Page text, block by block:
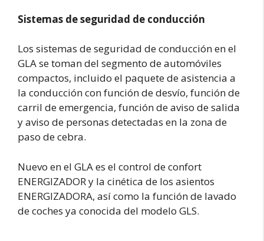
Sistemas de seguridad de conducción
Los sistemas de seguridad de conducción en el
GLA se toman del segmento de automóviles
compactos, incluido el paquete de asistencia a
la conducción con función de desvío, función de
carril de emergencia, función de aviso de salida
y aviso de personas detectadas en la zona de
paso de cebra.
Nuevo en el GLA es el control de confort
ENERGIZADOR y la cinética de los asientos
ENERGIZADORA, así como la función de lavado
de coches ya conocida del modelo GLS.